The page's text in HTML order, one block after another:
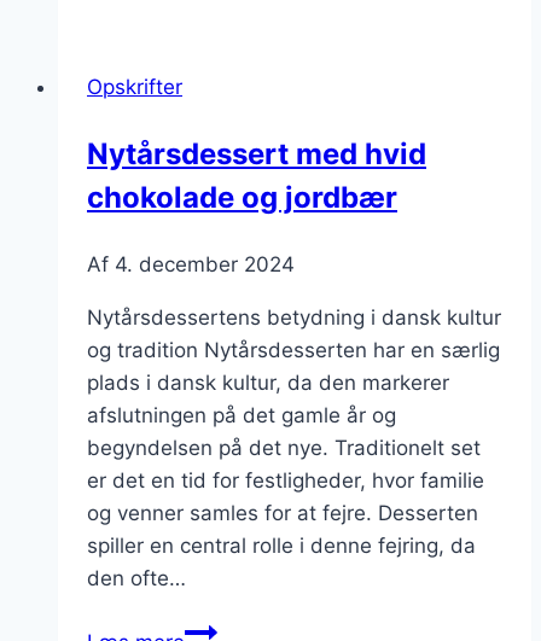
Opskrifter
Nytårsdessert med hvid
chokolade og jordbær
Af 4. december 2024
Nytårsdessertens betydning i dansk kultur
og tradition Nytårsdesserten har en særlig
plads i dansk kultur, da den markerer
afslutningen på det gamle år og
begyndelsen på det nye. Traditionelt set
er det en tid for festligheder, hvor familie
og venner samles for at fejre. Desserten
spiller en central rolle i denne fejring, da
den ofte…
Nytårsdessert